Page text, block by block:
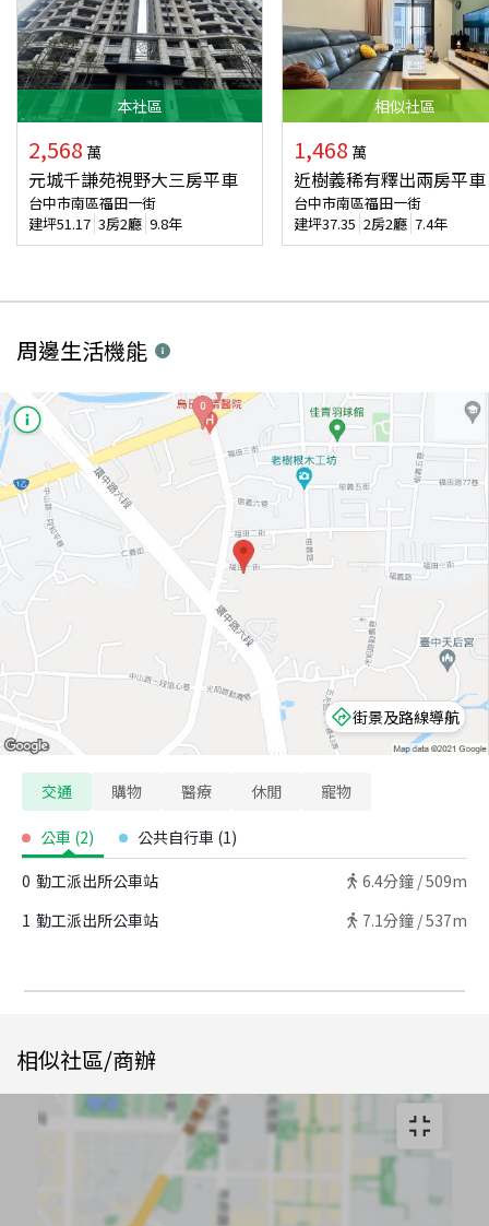
本社區
2,568 萬
元城千謙苑視野大三房平車
台中市南區福田一街
建坪51.17 3房2廳 9.8年
相似社區
1,468 萬
近樹義稀有釋出兩房平車
台中市南區福田一街
建坪37.35 2房2廳 7.4年
周邊生活機能
街景及路線導航
交通 購物 醫療 休閒 寵物
公車 (2) 公共自行車 (1)
0 勤工派出所公車站 6.4分鐘 /509m
1 勤工派出所公車站 7.1分鐘 /537m
相似社區/商辦